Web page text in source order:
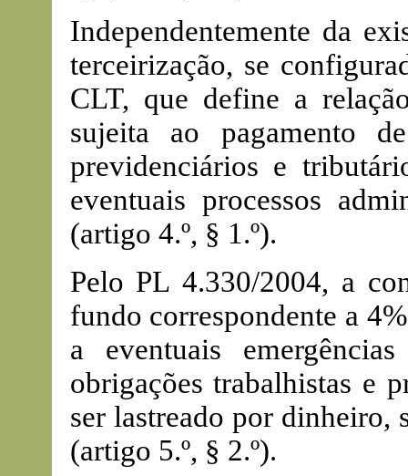
Independentemente da
terceirização, se
CLT, que define a
sujeita ao pagamento
previdenciários e
eventuais processos
(artigo 4.º, § 1.º).
Pelo PL 4.330/2004, a
fundo correspondente a
a eventuais
obrigações trabalhistas e
ser lastreado por dinheiro,
(artigo 5.º, § 2.º).